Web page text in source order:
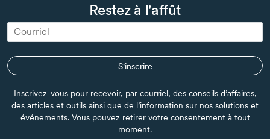
Restez à l'affût
S'inscrire
Inscrivez-vous pour recevoir, par courriel, des conseils d’affaires,
des articles et outils ainsi que de l’information sur nos solutions et
événements. Vous pouvez retirer votre consentement à tout
moment.